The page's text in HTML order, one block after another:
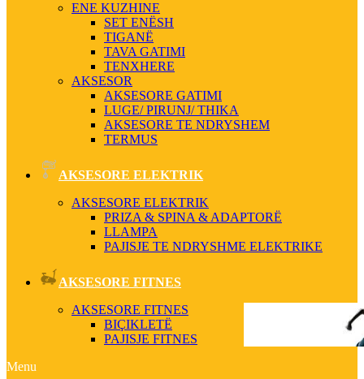
ENE KUZHINE
SET ENËSH
TIGANË
TAVA GATIMI
TENXHERE
AKSESOR
AKSESORE GATIMI
LUGE/ PIRUNJ/ THIKA
AKSESORE TE NDRYSHEM
TERMUS
AKSESORE ELEKTRIK
AKSESORE ELEKTRIK
PRIZA & SPINA & ADAPTORË
LLAMPA
PAJISJE TE NDRYSHME ELEKTRIKE
AKSESORE FITNES
AKSESORE FITNES
BIÇIKLETË
PAJISJE FITNES
Menu